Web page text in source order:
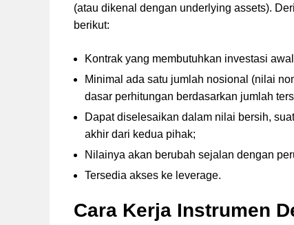
(atau dikenal dengan underlying assets).
berikut:
Kontrak yang membutuhkan investasi
Minimal ada satu jumlah nosional (nilai
dasar perhitungan berdasarkan jumlah
Dapat diselesaikan dalam nilai bersih,
akhir dari kedua pihak;
Nilainya akan berubah sejalan dengan
Tersedia akses ke leverage.
Cara Kerja Instrumen